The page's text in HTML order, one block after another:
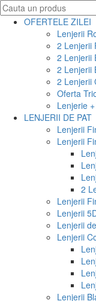
Search
for:
OFERTELE ZILEI
Lenjerii
2 Lenjerii
2 Lenjerii
2 Lenjerii
2 Lenjerii
Oferta
Lenjerie
LENJERII DE PAT
Lenjerii
Lenjerii
2
Lenjerii
Lenjerii
Lenjerii
Lenjerii
Lenjerii